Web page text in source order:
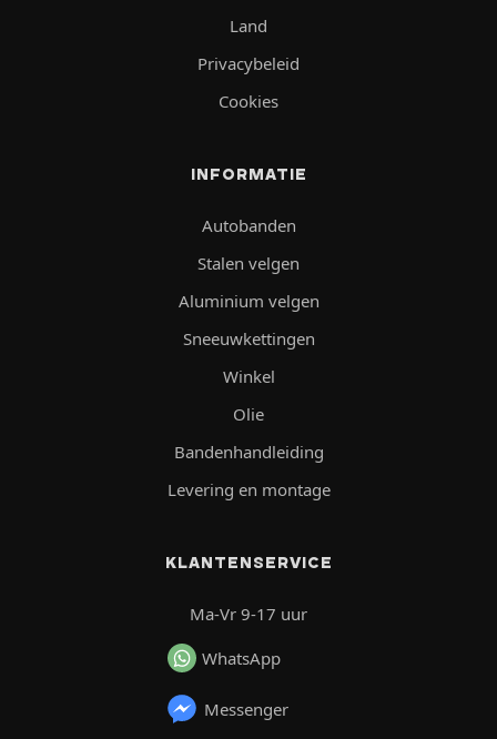
Land
Privacybeleid
Cookies
INFORMATIE
Autobanden
Stalen velgen
Aluminium velgen
Sneeuwkettingen
Winkel
Olie
Bandenhandleiding
Levering en montage
KLANTENSERVICE
Ma-Vr 9-17 uur
WhatsApp
Messenger